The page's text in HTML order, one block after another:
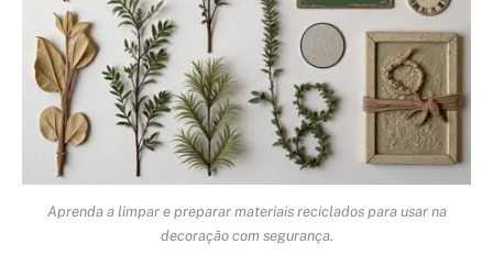
Aprenda a limpar e preparar materiais reciclados para usar na
decoração com segurança.